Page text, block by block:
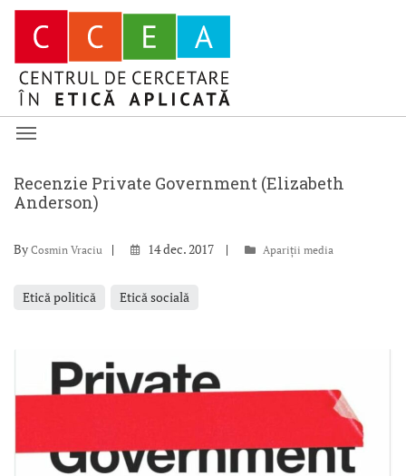
Recenzie Private Government (Elizabeth
Anderson)
By Cosmin Vraciu 14 dec. 2017 Apariții media
Etică politică Etică socială